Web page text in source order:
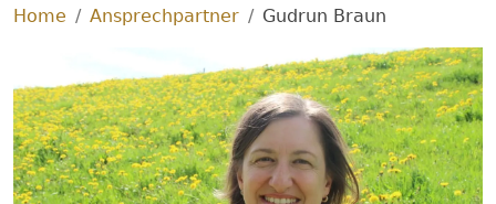
Home Ansprechpartner Gudrun Braun